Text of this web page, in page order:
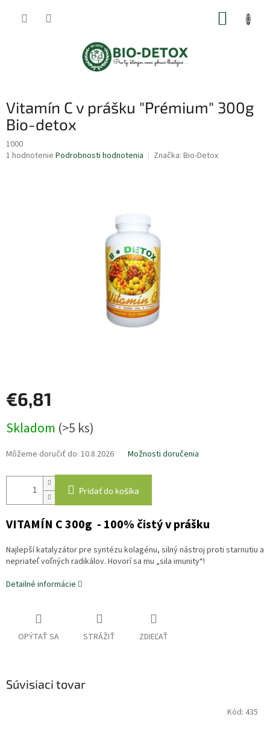
Vitamín C v prášku "Prémium" 300g
Bio-detox
1000
Priemerné
1 hodnotenie Podrobnosti hodnotenia Značka: Bio-Detox
€6,81
cena:
Skladom (>5 ks)
Môžeme doručiť do: 10.8.2026 Možnosti doručenia
Pridať do košíka
VITAMÍN C 300g - 100% čistý v prášku
Najlepší katalyzátor pre syntézu kolagénu, silný nástroj proti starnutiu a
nepriateľ voľných radikálov. Hovorí sa mu „sila imunity“!
Detailné informácie
OPÝTAŤ SA STRÁŽIŤ ZDIEĽAŤ
Súvisiaci tovar
Kód: 435